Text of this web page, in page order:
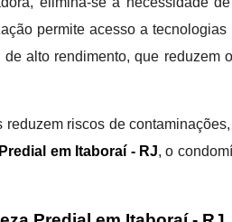
permite acesso a tecnologias
alto rendimento, que reduzem
riscos de
em Itaboraí - RJ, o